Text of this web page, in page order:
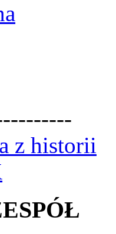
z historii